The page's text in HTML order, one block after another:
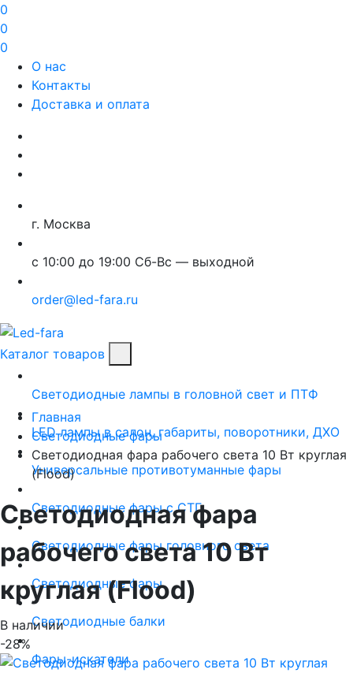
0
0
0
О нас
Контакты
Доставка и оплата
г. Москва
с 10:00 до 19:00 Сб-Вс — выходной
order@led-fara.ru
Каталог товаров
Светодиодные лампы в головной свет и ПТФ
LED лампы в салон, габариты, поворотники, ДХО
Универсальные противотуманные фары
Светодиодные фары с СТГ
Светодиодные фары головного света
Светодиодные фары
Светодиодные балки
Фары-искатели
Главная
Светодиодные фары
Светодиодная фара рабочего света 10 Вт круглая
(Flood)
Светодиодная фара
рабочего света 10 Вт
круглая (Flood)
В наличии
-28%